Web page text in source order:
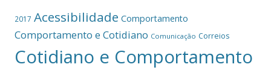
2017 Acessibilidade Comportamento
Comportamento e Cotidiano Comunicação Correios
Cotidiano e Comportamento